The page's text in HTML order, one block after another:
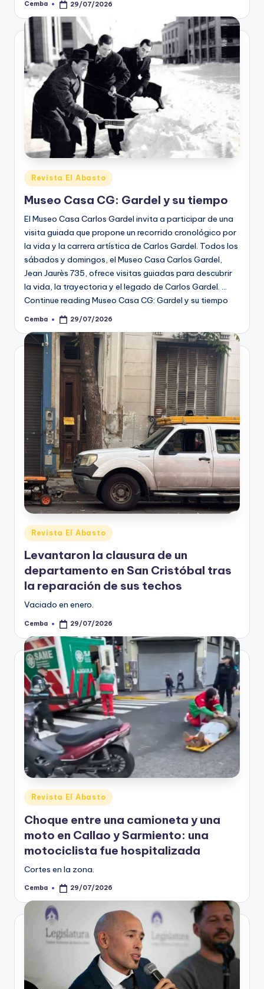
Posted
Cemba 29/07/2026
Posted
in
Revista El Abasto
Museo Casa CG: Gardel y su tiempo
El Museo Casa Carlos Gardel invita a participar de una
visita guiada que propone un recorrido cronológico por
la vida y la carrera artística de Carlos Gardel. Todos los
sábados y domingos, el Museo Casa Carlos Gardel,
Jean Jaurès 735, ofrece visitas guiadas para descubrir
la vida, la trayectoria y el legado de Carlos Gardel. …
Continue reading Museo Casa CG: Gardel y su tiempo
Posted
Cemba 29/07/2026
Posted
in
Revista El Abasto
Levantaron la clausura de un
departamento en San Cristóbal tras
la reparación de sus techos
Vaciado en enero.
Posted
Cemba 29/07/2026
Posted
in
Revista El Abasto
Choque entre una camioneta y una
moto en Callao y Sarmiento: una
motociclista fue hospitalizada
Cortes en la zona.
Posted
Cemba 29/07/2026